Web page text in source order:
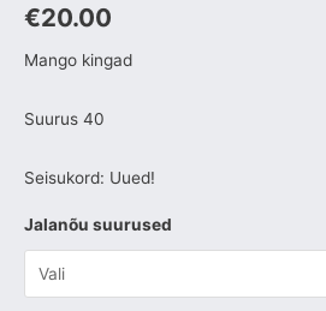
€20.00
Mango kingad
Suurus 40
Seisukord: Uued!
Jalanõu suurused